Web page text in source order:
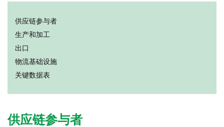
供应链参与者
生产和加工
出口
物流基础设施
关键数据表
供应链参与者